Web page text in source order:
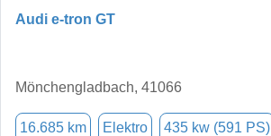
Audi e-tron GT
Mönchengladbach, 41066
16.685 km Elektro 435 kw (591 PS)